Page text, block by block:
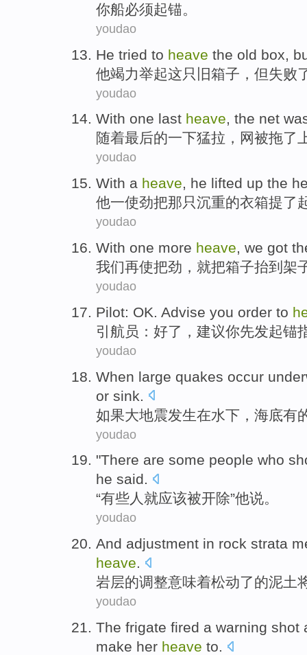
你船必须起锚。
youdao
He tried to heave the old box
他竭力举起这 只旧箱子 ， 但失败
youdao
With one last heave, the net
随着最后的一下猛拉 ， 网被拖了
youdao
With a heave, he lifted up the
他一使劲把那只沉重的衣箱提了
youdao
With one more heave, we got
我们再使把劲 ，就把箱子抬到架
youdao
Pilot: OK. Advise you order to
引航员 ： 好了 ， 建议你先发起锚
youdao
When large quakes occur
or sink
如果大地震发生在水下 ， 海底有
youdao
"There are some people who
he said.
“有些人 就应该被开除”他说。
youdao
And adjustment in rock strata
heave.
岩层的调整意味着松动了的泥土
youdao
The frigate fired a warning shot
make her heave to.